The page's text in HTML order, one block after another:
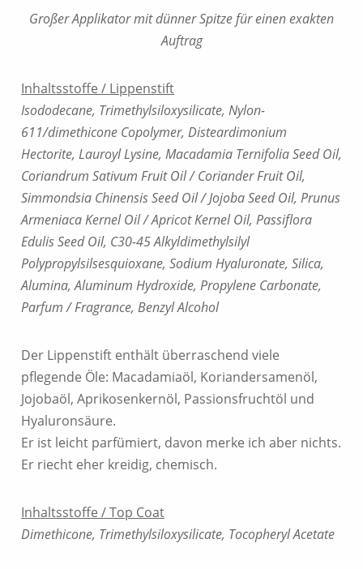
Großer Applikator mit dünner Spitze für einen exakten
Auftrag
Inhaltsstoffe / Lippenstift
Isododecane, Trimethylsiloxysilicate, Nylon-
611/dimethicone Copolymer, Disteardimonium
Hectorite, Lauroyl Lysine, Macadamia Ternifolia Seed Oil,
Coriandrum Sativum Fruit Oil / Coriander Fruit Oil,
Simmondsia Chinensis Seed Oil / Jojoba Seed Oil, Prunus
Armeniaca Kernel Oil / Apricot Kernel Oil, Passiflora
Edulis Seed Oil, C30-45 Alkyldimethylsilyl
Polypropylsilsesquioxane, Sodium Hyaluronate, Silica,
Alumina, Aluminum Hydroxide, Propylene Carbonate,
Parfum / Fragrance, Benzyl Alcohol
Der Lippenstift enthält überraschend viele
pflegende Öle: Macadamiaöl, Koriandersamenöl,
Jojobaöl, Aprikosenkernöl, Passionsfruchtöl und
Hyaluronsäure.
Er ist leicht parfümiert, davon merke ich aber nichts.
Er riecht eher kreidig, chemisch.
Inhaltsstoffe / Top Coat
Dimethicone, Trimethylsiloxysilicate, Tocopheryl Acetate